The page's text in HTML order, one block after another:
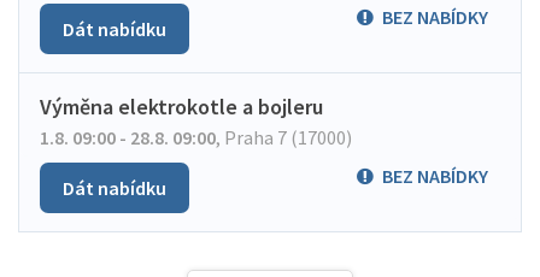
BEZ NABÍDKY
Dát nabídku
Výměna elektrokotle a bojleru
1.8. 09:00 - 28.8. 09:00, Praha 7 (17000)
BEZ NABÍDKY
Dát nabídku